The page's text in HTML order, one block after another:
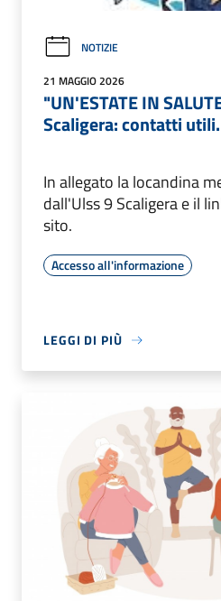
NOTIZIE
21 MAGGIO 2026
"UN'ESTATE IN
Scaligera: contatti utili.
In allegato la locandina
dall'Ulss 9 Scaligera e il
sito.
Accesso all'informazione
LEGGI DI PIÙ